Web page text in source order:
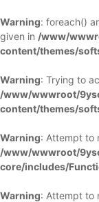
Warning: foreach()
given in /www/
content/themes/
Warning: Trying to
/www/wwwroot/
content/themes/
Warning: Attempt to
/www/wwwroot/
core/includes/
Warning: Attempt to